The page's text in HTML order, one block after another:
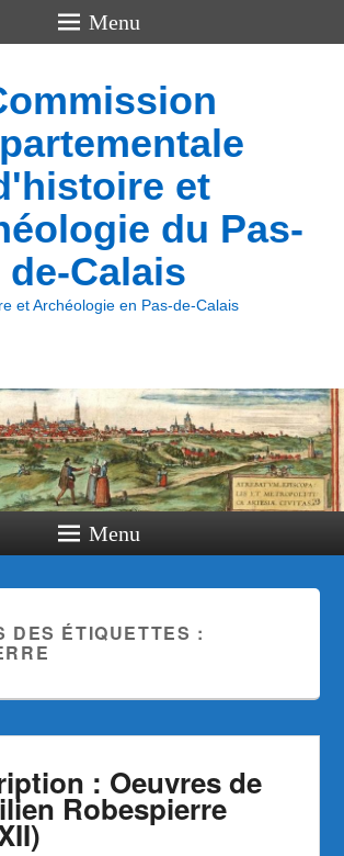
Menu
et
du Pas-
de-Calais
et Archéologie en Pas-de-Calais
Menu
DES ÉTIQUETTES :
: Oeuvres de
Robespierre